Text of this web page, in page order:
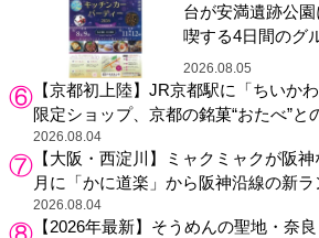
台が安満遺跡公
喫する4日間のグ
2026.08.05
【京都初上陸】JR京都駅に「ちいか
限定ショップ、京都の銘菓“おたべ”と
2026.08.04
【大阪・西淀川】ミャクミャクが阪
月に「かに道楽」から阪神沿線の新
越し
2026.08.04
【2026年最新】そうめんの聖地・奈